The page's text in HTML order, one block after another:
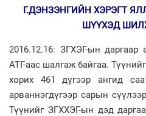
Г.ДЭНЗЭНГИЙН ХЭРЭГТ
ШҮҮХЭД
2016.12.16: ЗГХЭГ-ын
АТГ-аас шалгаж байгаа.
хорих 461 дүгээр ангид
арваннэгдүгээр сарын
Түүнийг ЗГХХЭГ-ын дэд